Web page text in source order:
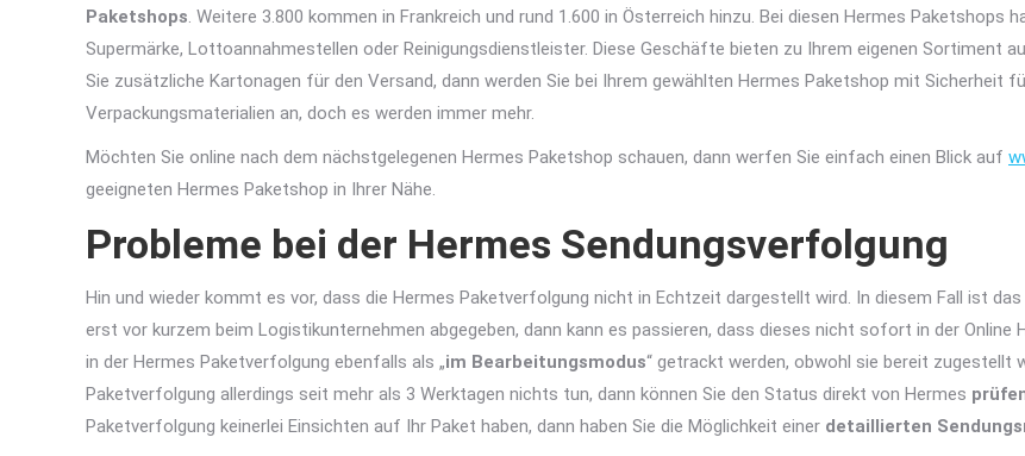
Paketshops. Weitere 3.800 kommen in Frankreich und rund 1.600 in Österreich hinzu. Bei diesen Hermes
Supermärke, Lottoannahmestellen oder Reinigungsdienstleister. Diese Geschäfte bieten zu Ihrem eigenen Sortiment
Sie zusätzliche Kartonagen für den Versand, dann werden Sie bei Ihrem gewählten Hermes Paketshop mit Sicherheit
Verpackungsmaterialien an, doch es werden immer mehr.
Möchten Sie online nach dem nächstgelegenen Hermes Paketshop schauen, dann werfen Sie einfach einen Blick auf
geeigneten Hermes Paketshop in Ihrer Nähe.
Probleme bei der Hermes Sendungsverfolgung
Hin und wieder kommt es vor, dass die Hermes Paketverfolgung nicht in Echtzeit dargestellt wird. In diesem Fall ist das
erst vor kurzem beim Logistikunternehmen abgegeben, dann kann es passieren, dass dieses nicht sofort in der Online
in der Hermes Paketverfolgung ebenfalls als „im Bearbeitungsmodus“ getrackt werden, obwohl sie bereit zugestellt
Paketverfolgung allerdings seit mehr als 3 Werktagen nichts tun, dann können Sie den Status direkt von Hermes
Paketverfolgung keinerlei Einsichten auf Ihr Paket haben, dann haben Sie die Möglichkeit einer detaillierten